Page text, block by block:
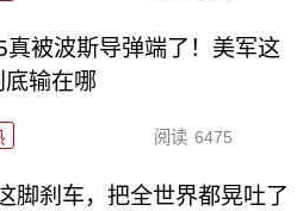
真被波斯导弹端了！美军这
底输在哪
阅读 6475
脚刹车，把全世界都晃吐了